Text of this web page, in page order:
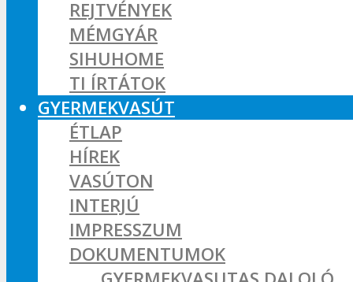
REJTVÉNYEK
MÉMGYÁR
SIHUHOME
TI ÍRTÁTOK
GYERMEKVASÚT
ÉTLAP
HÍREK
VASÚTON
INTERJÚ
IMPRESSZUM
DOKUMENTUMOK